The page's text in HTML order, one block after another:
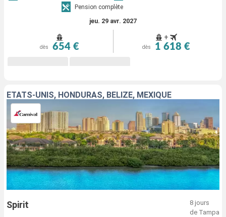
Pension complète
jeu. 29 avr. 2027
dès 654 €
+
dès 1 618 €
ÉTATS-UNIS, HONDURAS, BELIZE, MEXIQUE
Spirit
8 jours
de Tampa